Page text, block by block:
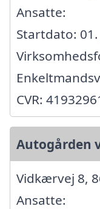
Ansatte:
Startdato:
CVR:
Autogården
Vidkærvej 8,
Ansatte: